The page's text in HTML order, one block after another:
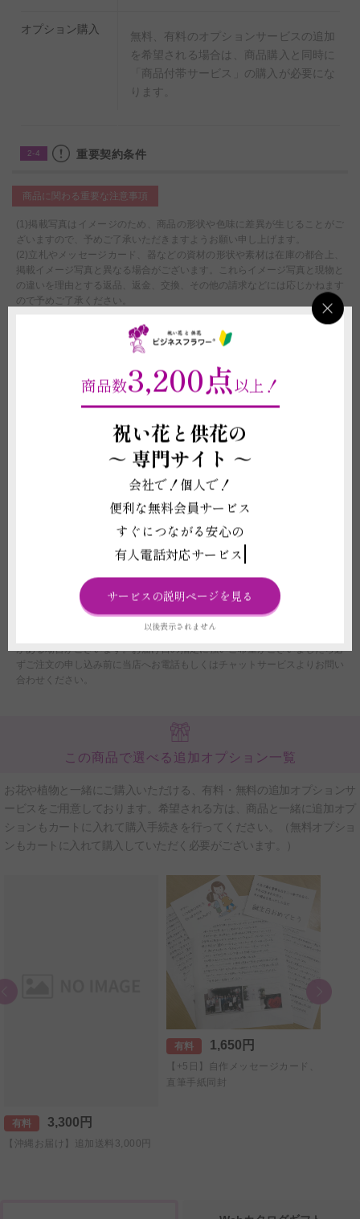
オプション購入
無料、有料のオプションサービスの追加
を希望される場合は、商品購入と同時に
「商品付帯サービス」の購入が必要にな
ります。
2-4 重要契約条件
商品に関わる重要な注意事項
(1)掲載写真はイメージのため、商品の形状や色味に差異が生じることがご
ざいますので、予めご了承いただきますようお願い申し上げます。
(2)立札やメッセージカード、器などの資材の形状や素材は在庫の都合上、
掲載イメージ写真と異なる場合がございます。これらイメージ写真と現物と
の違いを理由とする返品、返金、交換、その他の請求などには応じかねます
ので予めご了承ください。
(3)退色や破損を防ぐため、直射日光・火気・暖房器具の熱が当たる場所、
温度差の激しい場所には置かないでください。生花ではございませんが、経
年劣化については補償ができかねます。
ことができません。制作開始後に、万が一お取り消しされた場合にも代金は
お客様の全額負担となります。
配送に関わる重要な注意事項
(1)北海道への配送は別途2,000円（税別）、沖縄への配送は別途3,000円
（税別）の配送追加代金が必要になります。該当するご注文の場合は、金額
の追加変更を行わせていただきます。
だいたご注文につきましては、翌営業日をもってご注文を承諾したものとさ
(3)注文フォームでお届け時間帯のご指定いただいたとしても、運送会社の
規定に伴い、確約はできません。あくまでご希望として承りますので、予め
(4)配送時の交通状況や天候、天災により遅延や配送中止の場合、当店では
ご返品、ご返金、交換、その他のご請求などには応じかねますのでご了承く
ださい。また配送に遅延が生じた場合、個別にご連絡はしておりません。
(5)制作元・出荷元の休業や在庫の都合上、お届けまでにかかる日数に変更
がある場合がございます。お届け日の指定に強いご希望がございましたら必
ずご注文の申し込み前に当店へお電話もしくはチャットサービスよりお問い
合わせください。
この商品で選べる追加オプション一覧
お花や植物と一緒にご購入いただける、有料・無料の追加オプションサ
ービスをご用意しております。希望される方は、商品と一緒に追加オプ
ションもカートに入れて購入手続きを行ってください。（無料オプショ
ンもカートに入れて購入していただく必要がございます。）
有料 3,300円
【沖縄お届け】追加送料3,000円
有料 1,650円
【+5日】自作メッセージカード、
直筆手紙同封
商品数3,200点以上！
祝い花と供花の
～ 専門サイト ～
会社で！個人で！
便利な無料会員サービス
すぐにつながる安心の
有人電話対応サービス
サービスの説明ページを見る
以後表示されません